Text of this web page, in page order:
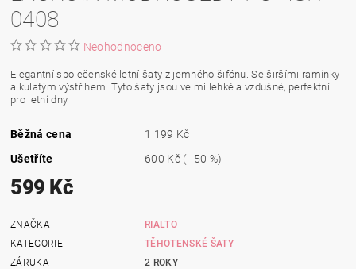
0408
Neohodnoceno
Elegantní společenské letní šaty z jemného šifónu. Se širšími ramínky
a kulatým výstřihem. Tyto šaty jsou velmi lehké a vzdušné, perfektní
pro letní dny.
Běžná cena
1 199 Kč
Ušetříte
600 Kč (–50 %)
599 Kč
ZNAČKA
RIALTO
KATEGORIE
TĚHOTENSKÉ ŠATY
ZÁRUKA
2 ROKY